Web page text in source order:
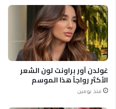
غولدن آور براونت لون الشعر
الأكثر رواجاً هذا الموسم
منذ يومين